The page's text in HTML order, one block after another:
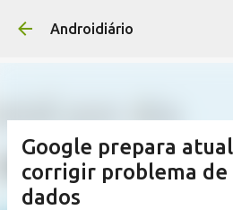
Pular para o
Androidiário
Google prepara
corrigir problema de
dados